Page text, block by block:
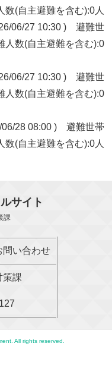
数(自主避難を含む):0人
06/27 10:30 ) 避難世
人数(自主避難を含む):0
06/27 10:30 ) 避難世
人数(自主避難を含む):0
06/28 08:00 ) 避難世帯
数(自主避難を含む):0人
サイト
災対策課
問い合わせ
策課
All rights reserved.